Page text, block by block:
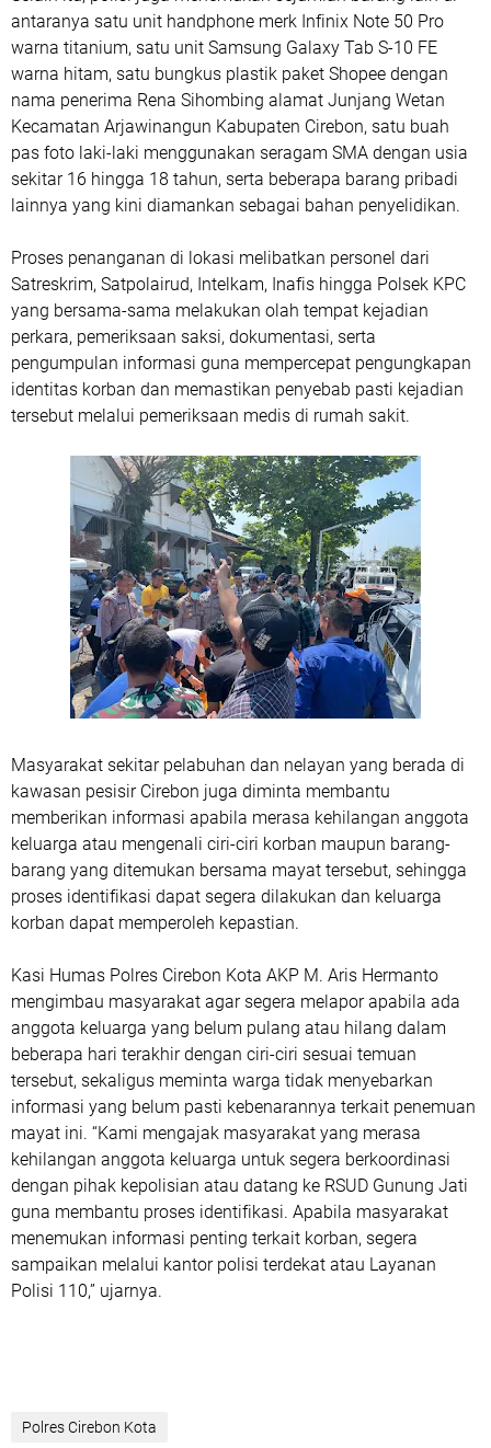
antaranya satu unit handphone merk Infinix Note 50 Pro
warna titanium, satu unit Samsung Galaxy Tab S-10 FE
warna hitam, satu bungkus plastik paket Shopee dengan
nama penerima Rena Sihombing alamat Junjang Wetan
Kecamatan Arjawinangun Kabupaten Cirebon, satu buah
pas foto laki-laki menggunakan seragam SMA dengan usia
sekitar 16 hingga 18 tahun, serta beberapa barang pribadi
lainnya yang kini diamankan sebagai bahan penyelidikan.
Proses penanganan di lokasi melibatkan personel dari
Satreskrim, Satpolairud, Intelkam, Inafis hingga Polsek KPC
yang bersama-sama melakukan olah tempat kejadian
perkara, pemeriksaan saksi, dokumentasi, serta
pengumpulan informasi guna mempercepat pengungkapan
identitas korban dan memastikan penyebab pasti kejadian
tersebut melalui pemeriksaan medis di rumah sakit.
Masyarakat sekitar pelabuhan dan nelayan yang berada di
kawasan pesisir Cirebon juga diminta membantu
memberikan informasi apabila merasa kehilangan anggota
keluarga atau mengenali ciri-ciri korban maupun barang-
barang yang ditemukan bersama mayat tersebut, sehingga
proses identifikasi dapat segera dilakukan dan keluarga
korban dapat memperoleh kepastian.
Kasi Humas Polres Cirebon Kota AKP M. Aris Hermanto
mengimbau masyarakat agar segera melapor apabila ada
anggota keluarga yang belum pulang atau hilang dalam
beberapa hari terakhir dengan ciri-ciri sesuai temuan
tersebut, sekaligus meminta warga tidak menyebarkan
informasi yang belum pasti kebenarannya terkait penemuan
mayat ini. “Kami mengajak masyarakat yang merasa
kehilangan anggota keluarga untuk segera berkoordinasi
dengan pihak kepolisian atau datang ke RSUD Gunung Jati
guna membantu proses identifikasi. Apabila masyarakat
menemukan informasi penting terkait korban, segera
sampaikan melalui kantor polisi terdekat atau Layanan
Polisi 110,” ujarnya.
Polres Cirebon Kota